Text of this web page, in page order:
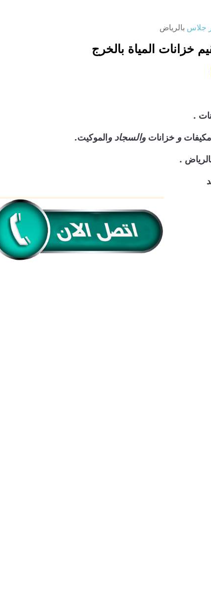
جلاس بالرياض
خزانات المياة بالخرج
.
مكيفات و خزانات والسجاد والموكيت.
.